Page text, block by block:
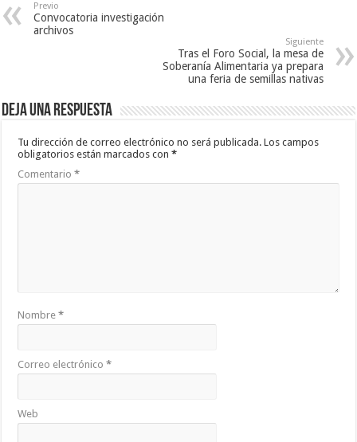
Previo
Convocatoria investigación
archivos
Siguiente
Tras el Foro Social, la mesa de
Soberanía Alimentaria ya prepara
una feria de semillas nativas
Deja una respuesta
Tu dirección de correo electrónico no será publicada. Los campos
obligatorios están marcados con*
Comentario*
Nombre*
Correo electrónico*
Web